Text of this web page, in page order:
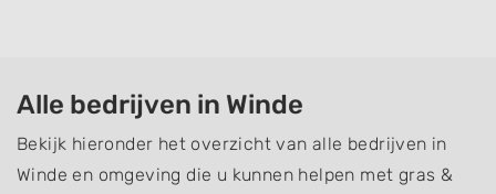
Alle bedrijven in Winde
Bekijk hieronder het overzicht van alle bedrijven in
Winde en omgeving die u kunnen helpen met gras &